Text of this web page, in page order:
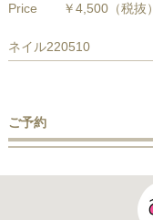
Price ￥4,500（税抜）
ネイル220510
ご予約